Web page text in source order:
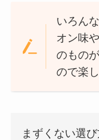
いろん
オン味
のもの
ので楽
まずくない選